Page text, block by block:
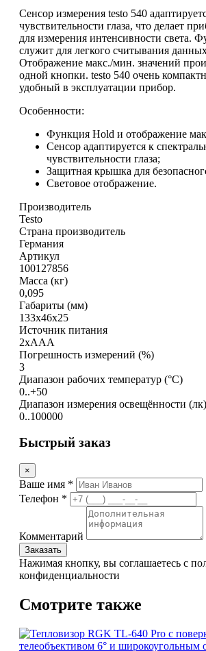
Сенсор измерения testo 540
чувствительности глаза, что делает
для измерения интенсивности света.
служит для легкого считывания
Отображение макс./мин. значений
одной кнопки. testo 540 очень
удобный в эксплуатации прибор.
Особенности:
Функция Hold и отображение
Сенсор адаптируется к
чувствительности глаза;
Защитная крышка для
Световое отображение.
Производитель
Testo
Страна производитель
Германия
Артикул
100127856
Масса (кг)
0,095
Габариты (мм)
133x46x25
Источник питания
2xAAA
Погрешность измерений (%)
3
Диапазон рабочих температур (°C)
0..+50
Диапазон измерения освещённости (лк)
0..100000
Быстрый заказ
×
Ваше имя *
Телефон *
Комментарий
Заказать
Нажимая кнопку, вы соглашаетесь с
конфиденциальности
Смотрите также